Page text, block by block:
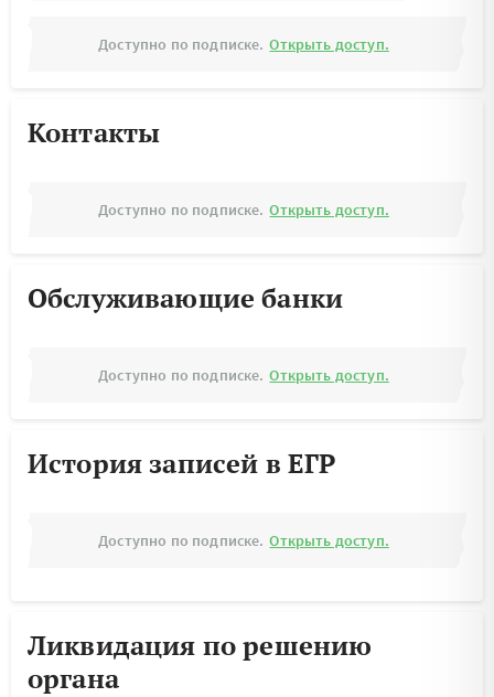
Доступно по подписке. Открыть доступ.
Контакты
Доступно по подписке. Открыть доступ.
Обслуживающие банки
Доступно по подписке. Открыть доступ.
История записей в ЕГР
Доступно по подписке. Открыть доступ.
Ликвидация по решению
органа